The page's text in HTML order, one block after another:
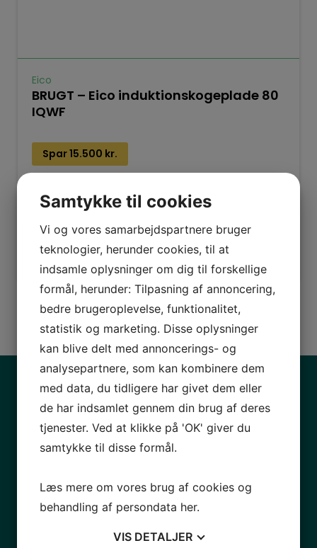
Eico
BRUGT – Eico induktionskogeplade 80
IQWF
Spar 15.500 kr.
Tilføj til kurv
Kontaktinformation
HHA Re-Export ApS
Oldenvej 29A
3490 Kvistgård
92 92 98 89
info@hhareexport.com
Samtykke til cookies
Vi og vores samarbejdspartnere bruger
teknologier, herunder cookies, til at
indsamle oplysninger om dig til forskellige
formål, herunder: Tilpasning af annoncering,
bedre brugeroplevelse, funktionalitet,
statistik og marketing. Disse oplysninger
kan blive delt med annoncerings- og
analysepartnere, som kan kombinere dem
med data, du tidligere har givet dem eller
de har indsamlet gennem din brug af deres
tjenester. Ved at klikke på 'OK' giver du
samtykke til disse formål.
Læs mere om vores brug af cookies og
behandling af persondata her.
VIS DETALJER